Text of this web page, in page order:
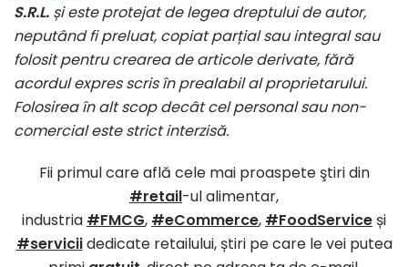
S.R.L. și este protejat de legea dreptului de autor,
neputând fi preluat, copiat parțial sau integral sau
folosit pentru crearea de articole derivate, fără
acordul expres scris în prealabil al proprietarului.
Folosirea în alt scop decât cel personal sau non-
comercial este strict interzisă.
Fii primul care află cele mai proaspete ştiri din
#retail-ul alimentar,
industria #FMCG, #eCommerce, #FoodServiceși
#serviciidedicate retailului, știri pe care le vei putea